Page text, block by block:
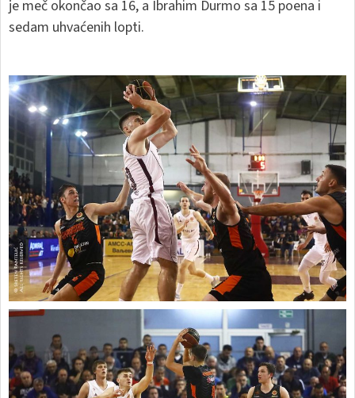
je meč okončao sa 16, a Ibrahim Durmo sa 15 poena i
sedam uhvaćenih lopti.